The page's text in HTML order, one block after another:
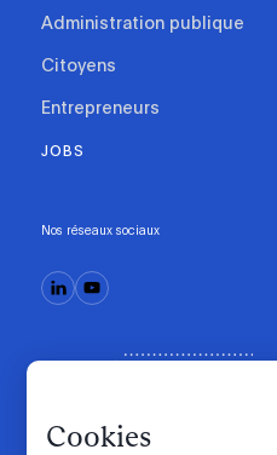
Cookies
Administration publique
Citoyens
Entrepreneurs
JOBS
Nos réseaux sociaux